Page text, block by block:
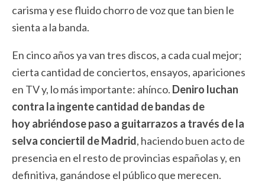
carisma y ese fluido chorro de voz que tan bien le
sienta a la banda.
En cinco años ya van tres discos, a cada cual mejor;
cierta cantidad de conciertos, ensayos, apariciones
en TV y, lo más importante: ahínco. Deniro luchan
contra la ingente cantidad de bandas de
hoy abriéndose paso a guitarrazos a través de la
selva conciertil de Madrid, haciendo buen acto de
presencia en el resto de provincias españolas y, en
definitiva, ganándose el público que merecen.